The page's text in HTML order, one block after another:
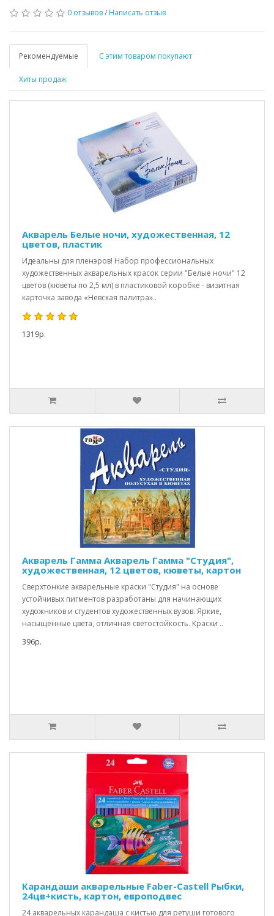
0 отзывов/ Написать отзыв
Рекомендуемые С этим товаром покупают
Хиты продаж
Акварель Белые ночи, художественная, 12
цветов, пластик
Идеальны для пленэров! Набор профессиональных
художественных акварельных красок серии "Белые ночи" 12
цветов (кюветы по 2,5 мл) в пластиковой коробке - визитная
карточка завода «Невская палитра»..
1319р.
Акварель Гамма Акварель Гамма "Студия",
художественная, 12 цветов, кюветы, картон
Сверхтонкие акварельные краски "Студия" на основе
устойчивых пигментов разработаны для начинающих
художников и студентов художественных вузов. Яркие,
насыщенные цвета, отличная светостойкость. Краски ..
396р.
Карандаши акварельные Faber-Castell Рыбки,
24цв+кисть, картон, европодвес
24 акварельных карандаша с кистью для ретуши готового